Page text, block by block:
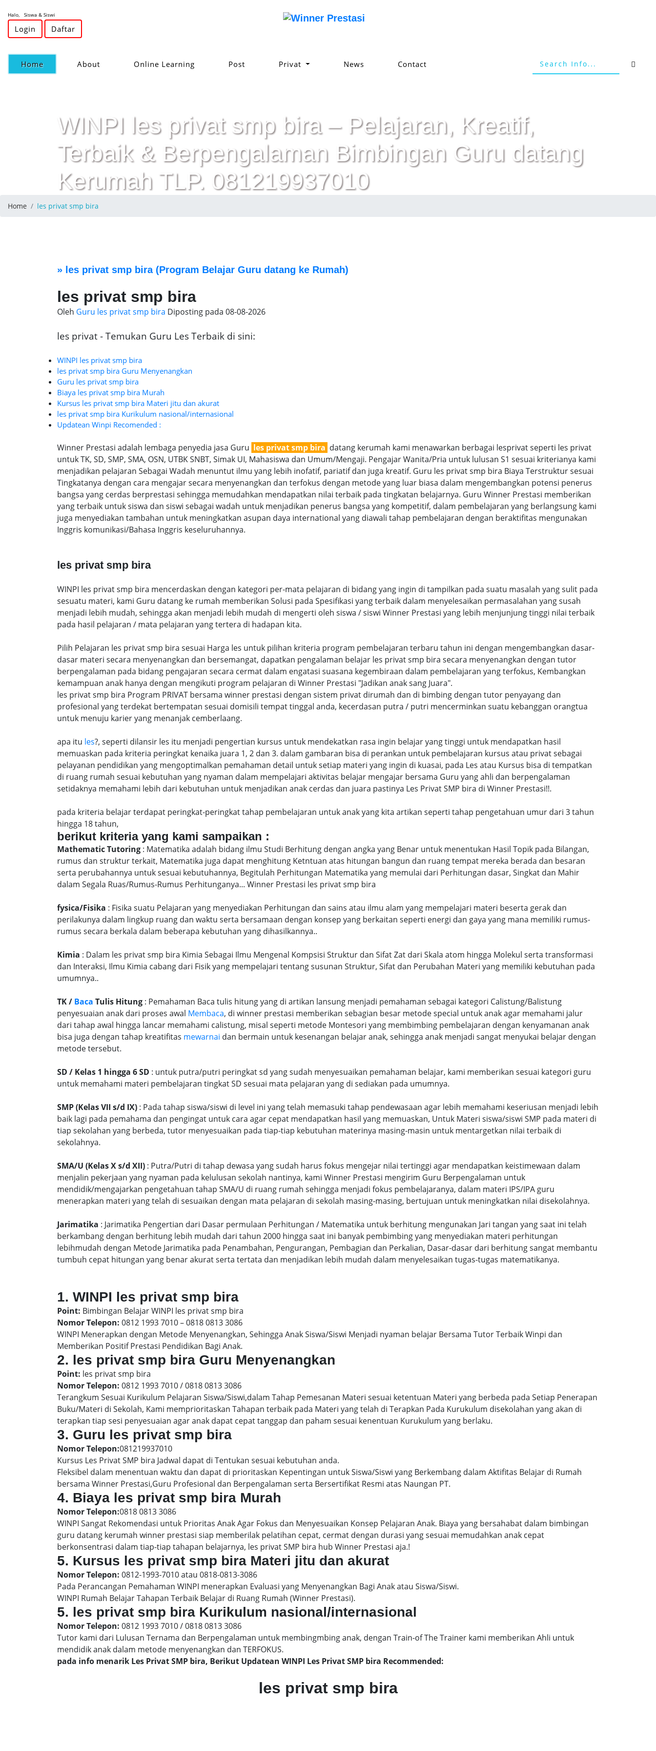
Halo, Siswa & Siswi
Login Daftar
Home(current) About Online Learning Post Privat News Contact
WINPI les privat smp bira – Pelajaran, Kreatif,
Terbaik & Berpengalaman Bimbingan Guru datang
Kerumah TLP. 081219937010
Home les privat smp bira
» les privat smp bira(Program Belajar Guru datang ke Rumah)
les privat smp bira
Oleh Guru les privat smp bira Diposting pada 08-08-2026
les privat - Temukan Guru Les Terbaik di sini:
WINPI les privat smp bira
les privat smp bira Guru Menyenangkan
Guru les privat smp bira
Biaya les privat smp bira Murah
Kursus les privat smp bira Materi jitu dan akurat
les privat smp bira Kurikulum nasional/internasional
Updatean Winpi Recomended :
Winner Prestasi adalah lembaga penyedia jasa Guru les privat smp bira datang kerumah kami menawarkan berbagai lesprivat seperti les privat
untuk TK, SD, SMP, SMA, OSN, UTBK SNBT, Simak UI, Mahasiswa dan Umum/Mengaji. Pengajar Wanita/Pria untuk lulusan S1 sesuai kriterianya kami
menjadikan pelajaran Sebagai Wadah menuntut ilmu yang lebih inofatif, pariatif dan juga kreatif. Guru les privat smp bira Biaya Terstruktur sesuai
Tingkatanya dengan cara mengajar secara menyenangkan dan terfokus dengan metode yang luar biasa dalam mengembangkan potensi penerus
bangsa yang cerdas berprestasi sehingga memudahkan mendapatkan nilai terbaik pada tingkatan belajarnya. Guru Winner Prestasi memberikan
yang terbaik untuk siswa dan siswi sebagai wadah untuk menjadikan penerus bangsa yang kompetitif, dalam pembelajaran yang berlangsung kami
juga menyediakan tambahan untuk meningkatkan asupan daya international yang diawali tahap pembelajaran dengan beraktifitas mengunakan
Inggris komunikasi/Bahasa Inggris keseluruhannya.
les privat smp bira
WINPI les privat smp bira mencerdaskan dengan kategori per-mata pelajaran di bidang yang ingin di tampilkan pada suatu masalah yang sulit pada
sesuatu materi, kami Guru datang ke rumah memberikan Solusi pada Spesifikasi yang terbaik dalam menyelesaikan permasalahan yang susah
menjadi lebih mudah, sehingga akan menjadi lebih mudah di mengerti oleh siswa / siswi Winner Prestasi yang lebih menjunjung tinggi nilai terbaik
pada hasil pelajaran / mata pelajaran yang tertera di hadapan kita.
Pilih Pelajaran les privat smp bira sesuai Harga les untuk pilihan kriteria program pembelajaran terbaru tahun ini dengan mengembangkan dasar-
dasar materi secara menyenangkan dan bersemangat, dapatkan pengalaman belajar les privat smp bira secara menyenangkan dengan tutor
berpengalaman pada bidang pengajaran secara cermat dalam engatasi suasana kegembiraan dalam pembelajaran yang terfokus, Kembangkan
kemampuan anak hanya dengan mengikuti program pelajaran di Winner Prestasi "Jadikan anak sang Juara".
les privat smp bira Program PRIVAT bersama winner prestasi dengan sistem privat dirumah dan di bimbing dengan tutor penyayang dan
profesional yang terdekat bertempatan sesuai domisili tempat tinggal anda, kecerdasan putra / putri mencerminkan suatu kebanggan orangtua
untuk menuju karier yang menanjak cemberlaang.
apa itu les?, seperti dilansir les itu menjadi pengertian kursus untuk mendekatkan rasa ingin belajar yang tinggi untuk mendapatkan hasil
memuaskan pada kriteria peringkat kenaika juara 1, 2 dan 3. dalam gambaran bisa di perankan untuk pembelajaran kursus atau privat sebagai
pelayanan pendidikan yang mengoptimalkan pemahaman detail untuk setiap materi yang ingin di kuasai, pada Les atau Kursus bisa di tempatkan
di ruang rumah sesuai kebutuhan yang nyaman dalam mempelajari aktivitas belajar mengajar bersama Guru yang ahli dan berpengalaman
setidaknya memahami lebih dari kebutuhan untuk menjadikan anak cerdas dan juara pastinya Les Privat SMP bira di Winner Prestasi!!.
pada kriteria belajar terdapat peringkat-peringkat tahap pembelajaran untuk anak yang kita artikan seperti tahap pengetahuan umur dari 3 tahun
hingga 18 tahun,
berikut kriteria yang kami sampaikan :
Mathematic Tutoring : Matematika adalah bidang ilmu Studi Berhitung dengan angka yang Benar untuk menentukan Hasil Topik pada Bilangan,
rumus dan struktur terkait, Matematika juga dapat menghitung Ketntuan atas hitungan bangun dan ruang tempat mereka berada dan besaran
serta perubahannya untuk sesuai kebutuhannya, Begitulah Perhitungan Matematika yang memulai dari Perhitungan dasar, Singkat dan Mahir
dalam Segala Ruas/Rumus-Rumus Perhitunganya... Winner Prestasi les privat smp bira
fysica/Fisika : Fisika suatu Pelajaran yang menyediakan Perhitungan dan sains atau ilmu alam yang mempelajari materi beserta gerak dan
perilakunya dalam lingkup ruang dan waktu serta bersamaan dengan konsep yang berkaitan seperti energi dan gaya yang mana memiliki rumus-
rumus secara berkala dalam beberapa kebutuhan yang dihasilkannya..
Kimia : Dalam les privat smp bira Kimia Sebagai Ilmu Mengenal Kompsisi Struktur dan Sifat Zat dari Skala atom hingga Molekul serta transformasi
dan Interaksi, Ilmu Kimia cabang dari Fisik yang mempelajari tentang susunan Struktur, Sifat dan Perubahan Materi yang memiliki kebutuhan pada
umumnya..
TK / Baca Tulis Hitung : Pemahaman Baca tulis hitung yang di artikan lansung menjadi pemahaman sebagai kategori Calistung/Balistung
penyesuaian anak dari proses awal Membaca, di winner prestasi memberikan sebagian besar metode special untuk anak agar memahami jalur
dari tahap awal hingga lancar memahami calistung, misal seperti metode Montesori yang membimbing pembelajaran dengan kenyamanan anak
bisa juga dengan tahap kreatifitas mewarnai dan bermain untuk kesenangan belajar anak, sehingga anak menjadi sangat menyukai belajar dengan
metode tersebut.
SD / Kelas 1 hingga 6 SD : untuk putra/putri peringkat sd yang sudah menyesuaikan pemahaman belajar, kami memberikan sesuai kategori guru
untuk memahami materi pembelajaran tingkat SD sesuai mata pelajaran yang di sediakan pada umumnya.
SMP (Kelas VII s/d IX) : Pada tahap siswa/siswi di level ini yang telah memasuki tahap pendewasaan agar lebih memahami keseriusan menjadi lebih
baik lagi pada pemahama dan pengingat untuk cara agar cepat mendapatkan hasil yang memuaskan, Untuk Materi siswa/siswi SMP pada materi di
tiap sekolahan yang berbeda, tutor menyesuaikan pada tiap-tiap kebutuhan materinya masing-masin untuk mentargetkan nilai terbaik di
sekolahnya.
SMA/U (Kelas X s/d XII) : Putra/Putri di tahap dewasa yang sudah harus fokus mengejar nilai tertinggi agar mendapatkan keistimewaan dalam
menjalin pekerjaan yang nyaman pada kelulusan sekolah nantinya, kami Winner Prestasi mengirim Guru Berpengalaman untuk
mendidik/mengajarkan pengetahuan tahap SMA/U di ruang rumah sehingga menjadi fokus pembelajaranya, dalam materi IPS/IPA guru
menerapkan materi yang telah di sesuaikan dengan mata pelajaran di sekolah masing-masing, bertujuan untuk meningkatkan nilai disekolahnya.
Jarimatika : Jarimatika Pengertian dari Dasar permulaan Perhitungan / Matematika untuk berhitung mengunakan Jari tangan yang saat ini telah
berkambang dengan berhitung lebih mudah dari tahun 2000 hingga saat ini banyak pembimbing yang menyediakan materi perhitungan
lebihmudah dengan Metode Jarimatika pada Penambahan, Pengurangan, Pembagian dan Perkalian, Dasar-dasar dari berhitung sangat membantu
tumbuh cepat hitungan yang benar akurat serta tertata dan menjadikan lebih mudah dalam menyelesaikan tugas-tugas matematikanya.
1. WINPI les privat smp bira
Point: Bimbingan Belajar WINPI les privat smp bira
Nomor Telepon: 0812 1993 7010 – 0818 0813 3086
WINPI Menerapkan dengan Metode Menyenangkan, Sehingga Anak Siswa/Siswi Menjadi nyaman belajar Bersama Tutor Terbaik Winpi dan
Memberikan Positif Prestasi Pendidikan Bagi Anak.
2. les privat smp bira Guru Menyenangkan
Point: les privat smp bira
Nomor Telepon: 0812 1993 7010 / 0818 0813 3086
Terangkum Sesuai Kurikulum Pelajaran Siswa/Siswi,dalam Tahap Pemesanan Materi sesuai ketentuan Materi yang berbeda pada Setiap Penerapan
Buku/Materi di Sekolah, Kami memprioritaskan Tahapan terbaik pada Materi yang telah di Terapkan Pada Kurukulum disekolahan yang akan di
terapkan tiap sesi penyesuaian agar anak dapat cepat tanggap dan paham sesuai kenentuan Kurukulum yang berlaku.
3. Guru les privat smp bira
Nomor Telepon:081219937010
Kursus Les Privat SMP bira Jadwal dapat di Tentukan sesuai kebutuhan anda.
Fleksibel dalam menentuan waktu dan dapat di prioritaskan Kepentingan untuk Siswa/Siswi yang Berkembang dalam Aktifitas Belajar di Rumah
bersama Winner Prestasi,Guru Profesional dan Berpengalaman serta Bersertifikat Resmi atas Naungan PT.
4. Biaya les privat smp bira Murah
Nomor Telepon:0818 0813 3086
WINPI Sangat Rekomendasi untuk Prioritas Anak Agar Fokus dan Menyesuaikan Konsep Pelajaran Anak. Biaya yang bersahabat dalam bimbingan
guru datang kerumah winner prestasi siap memberilak pelatihan cepat, cermat dengan durasi yang sesuai memudahkan anak cepat
berkonsentrasi dalam tiap-tiap tahapan belajarnya, les privat SMP bira hub Winner Prestasi aja.!
5. Kursus les privat smp bira Materi jitu dan akurat
Nomor Telepon: 0812-1993-7010 atau 0818-0813-3086
Pada Perancangan Pemahaman WINPI menerapkan Evaluasi yang Menyenangkan Bagi Anak atau Siswa/Siswi.
WINPI Rumah Belajar Tahapan Terbaik Belajar di Ruang Rumah (Winner Prestasi).
5. les privat smp bira Kurikulum nasional/internasional
Nomor Telepon: 0812 1993 7010 / 0818 0813 3086
Tutor kami dari Lulusan Ternama dan Berpengalaman untuk membingmbing anak, dengan Train-of The Trainer kami memberikan Ahli untuk
mendidik anak dalam metode menyenangkan dan TERFOKUS.
pada info menarik Les Privat SMP bira, Berikut Updatean WINPI Les Privat SMP bira Recommended:
les privat smp bira